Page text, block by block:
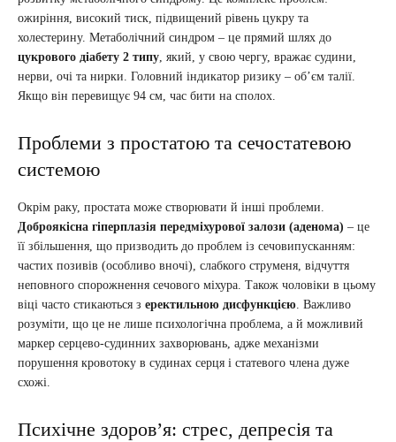
ожиріння, високий тиск, підвищений рівень цукру та
холестерину. Метаболічний синдром – це прямий шлях до
цукрового діабету 2 типу, який, у свою чергу, вражає судини,
нерви, очі та нирки. Головний індикатор ризику – об’єм талії.
Якщо він перевищує 94 см, час бити на сполох.
Проблеми з простатою та сечостатевою
системою
Окрім раку, простата може створювати й інші проблеми.
Доброякісна гіперплазія передміхурової залози (аденома) – це
її збільшення, що призводить до проблем із сечовипусканням:
частих позивів (особливо вночі), слабкого струменя, відчуття
неповного спорожнення сечового міхура. Також чоловіки в цьому
віці часто стикаються з еректильною дисфункцією. Важливо
розуміти, що це не лише психологічна проблема, а й можливий
маркер серцево-судинних захворювань, адже механізми
порушення кровотоку в судинах серця і статевого члена дуже
схожі.
Психічне здоров’я: стрес, депресія та